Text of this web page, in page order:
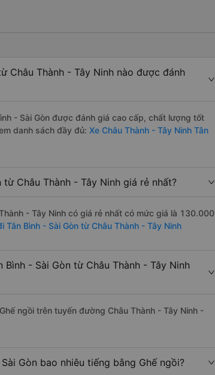
Châu Thành - Tây Ninh nào được đánh
- Sài Gòn được đánh giá cao cấp, chất lượng tốt
danh sách đầy đủ: Xe Châu Thành - Tây Ninh Tân
Châu Thành - Tây Ninh giá rẻ nhất?
- Tây Ninh có giá rẻ nhất có mức giá là 130.000
Tân Bình - Sài Gòn từ Châu Thành - Tây Ninh
- Sài Gòn từ Châu Thành - Tây Ninh
ngồi trên tuyến đường Châu Thành - Tây Ninh -
Gòn bao nhiêu tiếng bằng Ghế ngồi?